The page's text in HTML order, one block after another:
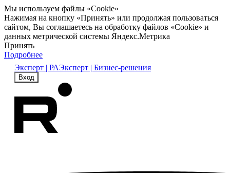
Мы используем файлы «Cookie»
Нажимая на кнопку «Принять» или продолжая пользоваться
сайтом, Вы соглашаетесь на обработку файлов «Cookie» и
данных метрической системы Яндекс.Метрика
Принять
Подробнее
Эксперт | РАЭксперт | Бизнес-решения
Вход